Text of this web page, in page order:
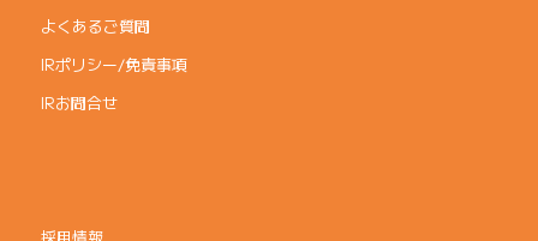
よくあるご質問
IRポリシー/免責事項
IRお問合せ
採用情報